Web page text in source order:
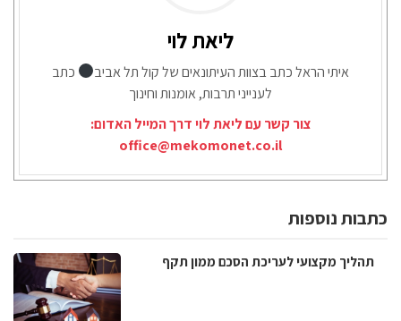
ליאת לוי
איתי הראל כתב בצוות העיתונאים של קול תל אביב
כתב
לענייני תרבות, אומנות וחינוך
צור קשר עם ליאת לוי דרך המייל האדום:
office@mekomonet.co.il
כתבות נוספות
תהליך מקצועי לעריכת הסכם ממון תקף